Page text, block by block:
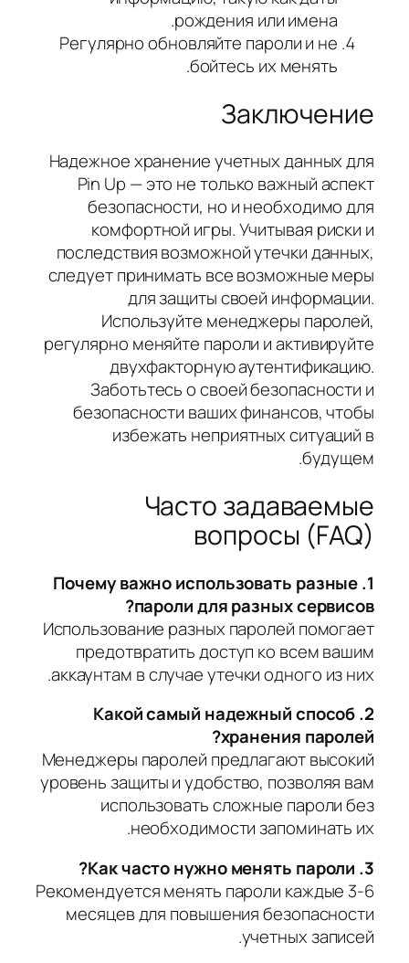
рождения или имена.
Регулярно обновляйте пароли и не
бойтесь их менять.
Заключение
Надежное хранение учетных данных для
Pin Up — это не только важный аспект
безопасности, но и необходимо для
комфортной игры. Учитывая риски и
последствия возможной утечки данных,
следует принимать все возможные меры
для защиты своей информации.
Используйте менеджеры паролей,
регулярно меняйте пароли и активируйте
двухфакторную аутентификацию.
Заботьтесь о своей безопасности и
безопасности ваших финансов, чтобы
избежать неприятных ситуаций в
будущем.
Часто задаваемые
вопросы (FAQ)
1. Почему важно использовать разные
пароли для разных сервисов?
Использование разных паролей помогает
предотвратить доступ ко всем вашим
аккаунтам в случае утечки одного из них.
2. Какой самый надежный способ
хранения паролей?
Менеджеры паролей предлагают высокий
уровень защиты и удобство, позволяя вам
использовать сложные пароли без
необходимости запоминать их.
3. Как часто нужно менять пароли?
Рекомендуется менять пароли каждые 3-6
месяцев для повышения безопасности
учетных записей.